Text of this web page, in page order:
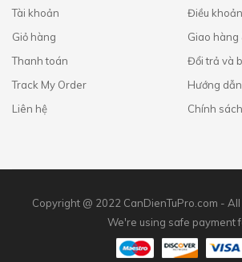
Tài khoản
Giỏ hàng
Thanh toán
Track My Order
Liên hệ
Điều
Giao hàng
​Đổi trả và
Hướng
Chính
Copyright @ 2022 CanDienTuPro.com -
We're using safe payment